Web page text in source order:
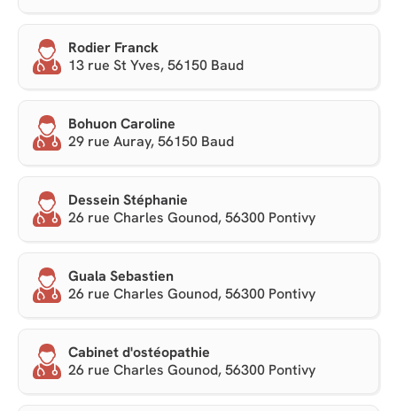
Rodier Franck
13 rue St Yves, 56150 Baud
Bohuon Caroline
29 rue Auray, 56150 Baud
Dessein Stéphanie
26 rue Charles Gounod, 56300 Pontivy
Guala Sebastien
26 rue Charles Gounod, 56300 Pontivy
Cabinet d'ostéopathie
26 rue Charles Gounod, 56300 Pontivy